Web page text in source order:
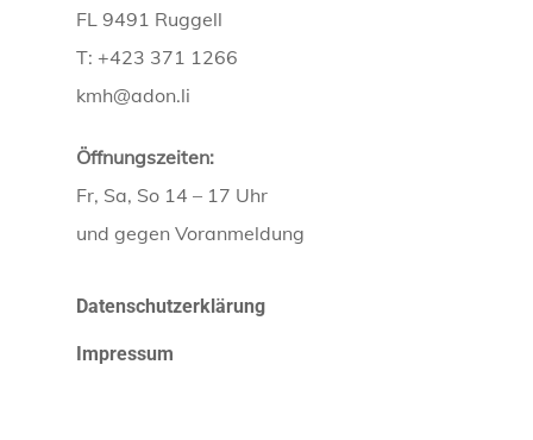
FL 9491 Ruggell
T: +423 371 1266
kmh@adon.li
Öffnungszeiten:
Fr, Sa, So 14 – 17 Uhr
und gegen Voranmeldung
Datenschutzerklärung
Impressum